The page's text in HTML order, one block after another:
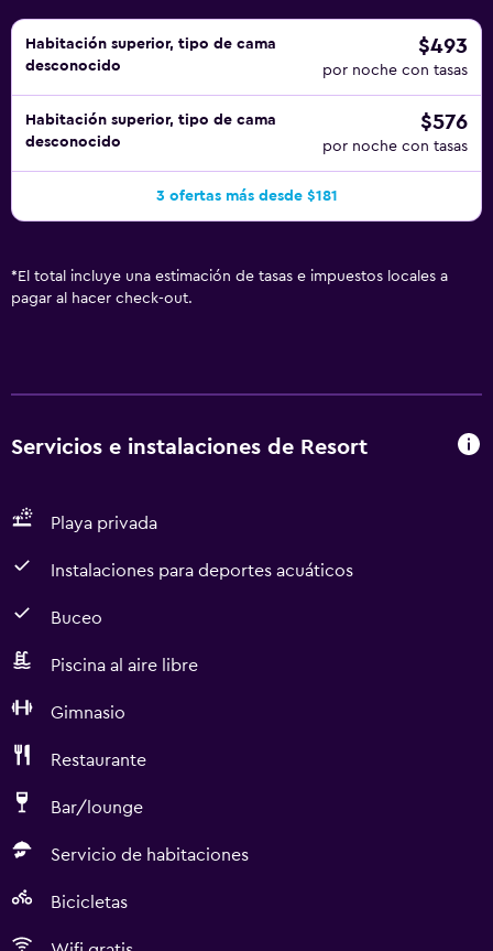
bienestar, al gimnasio y al hidromasaje a huéspedes
menores de 13 años. Se pueden practicar las actividades
de ocio y esparcimiento que se indican más abajo en las
instalaciones o cerca del alojamiento (es posible que se
aplique un recargo).
Habitación superior, tipo de cama
desconocido
$493
por noche con tasas
Habitación superior, tipo de cama
desconocido
$576
por noche con tasas
3 ofertas más desde $181
* El total incluye una estimación de tasas e impuestos locales a
pagar al hacer check-out.
Servicios e instalaciones de Resort
Playa privada
Instalaciones para deportes acuáticos
Buceo
Piscina al aire libre
Gimnasio
Restaurante
Bar/lounge
Servicio de habitaciones
Bicicletas